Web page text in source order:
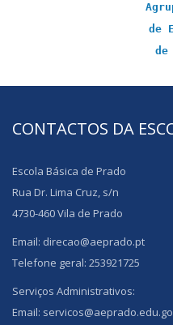
de
de
CONTACTOS DA
Escola Básica de Prado
Rua Dr. Lima Cruz, s/n
4730-460 Vila de Prado
Email: direcao@aeprado.pt
Telefone geral: 253921725
Serviços Administrativos:
Email: